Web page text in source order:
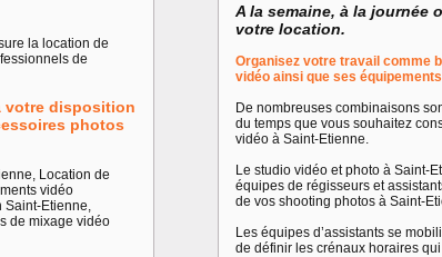
la location de
de
votre disposition
photos
Location de
vidéo
Etienne,
de mixage vidéo
A la semaine, à la journée
votre location.
Organisez votre travail comme
vidéo ainsi que ses
De nombreuses combinaisons
du temps que vous souhaitez
vidéo à Saint-Etienne.
Le studio vidéo et photo à Saint-
équipes de régisseurs et
de vos shooting photos à Saint-
Les équipes d’assistants se
de définir les crénaux horaires